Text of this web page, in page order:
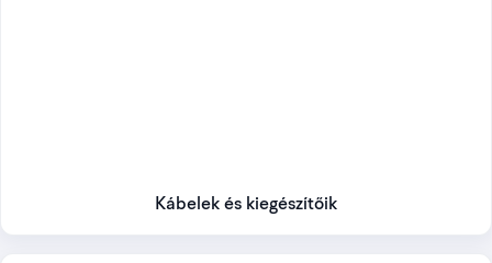
Kábelek és kiegészítőik